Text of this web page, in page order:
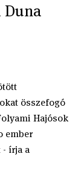
összefogó
Hajósok
ember
írja a